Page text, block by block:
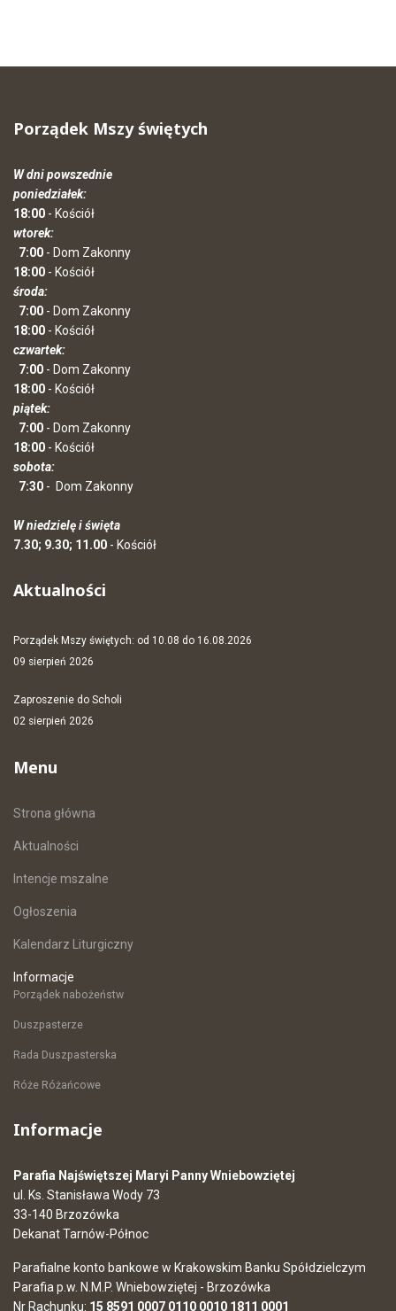
Porządek Mszy świętych
W dni powszednie
poniedziałek:
18:00 - Kościół
wtorek:
7:00 - Dom Zakonny
18:00 - Kościół
środa:
7:00 - Dom Zakonny
18:00 - Kościół
czwartek:
7:00 - Dom Zakonny
18:00 - Kościół
piątek:
7:00 - Dom Zakonny
18:00 - Kościół
sobota:
7:30 - Dom Zakonny
W niedzielę i święta
7.30; 9.30; 11.00 - Kościół
Aktualności
Porządek Mszy świętych: od 10.08 do 16.08.2026
09 sierpień 2026
Zaproszenie do Scholi
02 sierpień 2026
Menu
Strona główna
Aktualności
Intencje mszalne
Ogłoszenia
Kalendarz Liturgiczny
Informacje
Porządek nabożeństw
Duszpasterze
Rada Duszpasterska
Róże Różańcowe
Informacje
Parafia Najświętszej Maryi Panny Wniebowziętej
ul. Ks. Stanisława Wody 73
33-140 Brzozówka
Dekanat Tarnów-Północ
Parafialne konto bankowe w Krakowskim Banku Spółdzielczym
Parafia p.w. N.M.P. Wniebowziętej - Brzozówka
Nr Rachunku: 15 8591 0007 0110 0010 1811 0001